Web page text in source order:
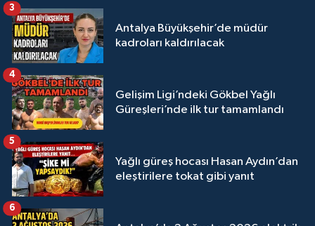
Antalya Büyükşehir’de müdür
kadroları kaldırılacak
3
Gelişim Ligi’ndeki Gökbel Yağlı
Güreşleri’nde ilk tur tamamlandı
4
Yağlı güreş hocası Hasan Aydın’dan
eleştirilere tokat gibi yanıt
5
6